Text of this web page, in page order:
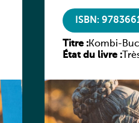
ISBN:
Titre :Kombi-
Ausgabe
État du livre :